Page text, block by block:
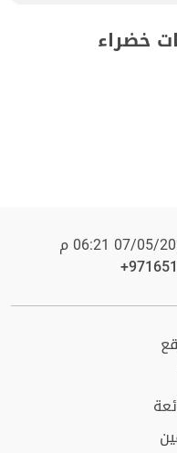
خضراء
2026 06:21 م